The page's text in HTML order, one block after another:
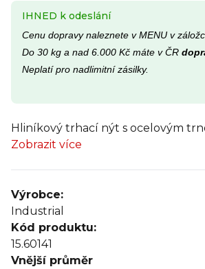
IHNED k odeslání
Cenu dopravy naleznete v MENU v
Do 30 kg a nad 6.000 Kč máte v ČR
Neplatí pro nadlimitní zásilky.
Hliníkový trhací nýt s ocelovým
Zobrazit více
Výrobce:
Industrial
Kód produktu:
15.60141
Vnější průměr